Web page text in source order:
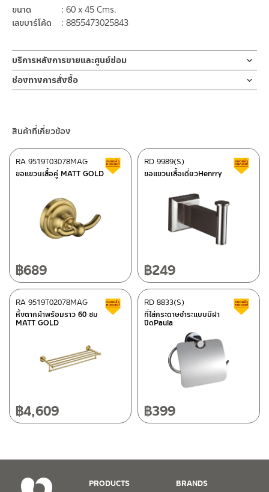
ขนาด
60 x 45 Cms.
เลขบาร์โค้ด
8855473025843
บริการหลังการขายและศูนย์ซ่อม
ช่องทางออนไลน์
– Email: contact@charnpaiboon.com
ศูนย์บริการและอะไหล่ กรุงเทพฯ
662/61-62 ถนน พระราม3 แขวงบางโพงพาง เขตยานนาวา กรุงเทพฯ
โทร: 02-358-0080 / 080-075-8668 / 091-545-0556
ศูนย์บริการและอะไหล่ เชียงใหม่
118/33 โครงการอรสิริน ม.8 ต.สันปูเลย อ.ดอยสะเก็ด เชียงใหม่
โทร: 080-075-2626
วันจันทร์ – วันศุกร์ เวลา 8:30-17:30 น.
วันเสาร์ เวลา 8:30-15:00 น.
ช่องทางการสั่งซื้อ
– Shopee
–Lazada
ติดต่อพนักงานขาย / Contact Sales Staff
@charnpaiboon.sales
ติดต่อ ชาญไพบูลย์ / Contact Us คลิกที่นี่
สินค้าที่เกี่ยวข้อง
ขอแขวนเสื้อคู่ MATT GOLD
RA 9519T03078MAG สินค้าลดราคา เคลียร์สต็อก
฿689
ขอแขวนเสื้อเดี่ยวHenrry
RD 9989(S)
฿249
หิ้งตากผ้าพร้อมราว 60 ซม
MATT GOLD
RA 9519T02078MAG สินค้าลดราคา เคลียร์สต็อก
฿4,609
ที่ใส่กระดาษชำระแบบมีฝา
ปิดPaula
RD 8833(S)
฿399
PRODUCTS BRANDS